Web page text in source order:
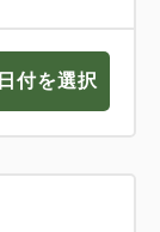
日付を選択